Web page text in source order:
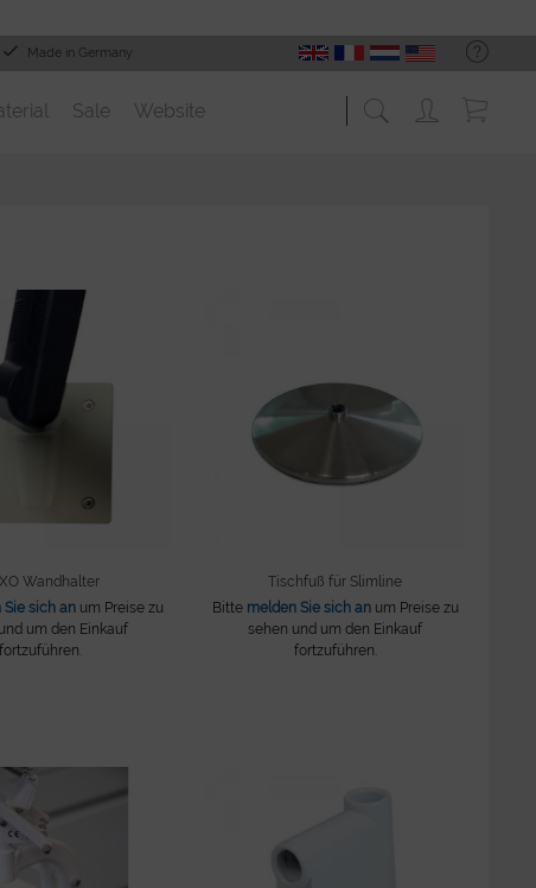
Made in Germany
Sale Website
Wandhalter
Sie sich an um Preise zu
um den Einkauf
fortzuführen.
Tischfuß für Slimline
Bitte melden Sie sich anum Preise zu
sehen und um den Einkauf
fortzuführen.